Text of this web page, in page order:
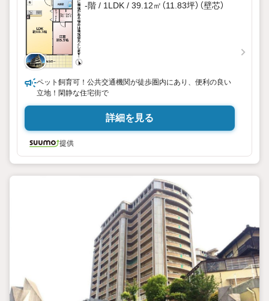
-階 / 1LDK / 39.12㎡（11.83坪）（壁芯）
ペット飼育可！公共交通機関が徒歩圏内にあり、便利の良い
立地！閑静な住宅街で
詳細を見る
提供